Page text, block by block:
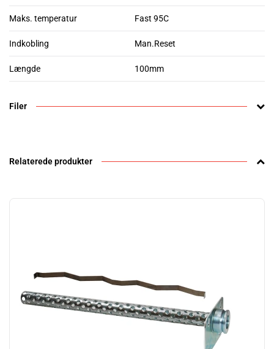
Maks. temperatur Fast 95C
Indkobling Man.Reset
Længde 100mm
Filer
Relaterede produkter